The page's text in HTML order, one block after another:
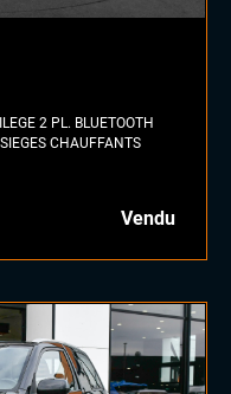
2 PL. BLUETOOTH
CHAUFFANTS
Vendu